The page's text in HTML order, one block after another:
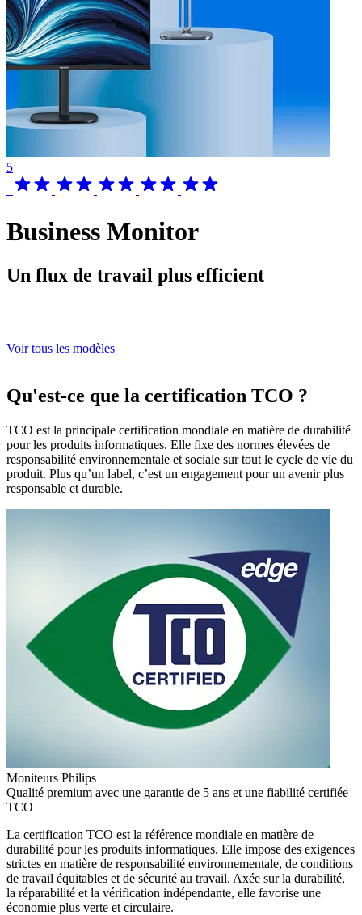
5
Business Monitor
Un flux de travail plus efficient
Voir tous les modèles
Qu'est-ce que la certification TCO ?
TCO est la principale certification mondiale en matière de durabilité
pour les produits informatiques. Elle fixe des normes élevées de
responsabilité environnementale et sociale sur tout le cycle de vie du
produit. Plus qu’un label, c’est un engagement pour un avenir plus
responsable et durable.
Moniteurs Philips
Qualité premium avec une garantie de 5 ans et une fiabilité certifiée
TCO
La certification TCO est la référence mondiale en matière de
durabilité pour les produits informatiques. Elle impose des exigences
strictes en matière de responsabilité environnementale, de conditions
de travail équitables et de sécurité au travail. Axée sur la durabilité,
la réparabilité et la vérification indépendante, elle favorise une
économie plus verte et circulaire.